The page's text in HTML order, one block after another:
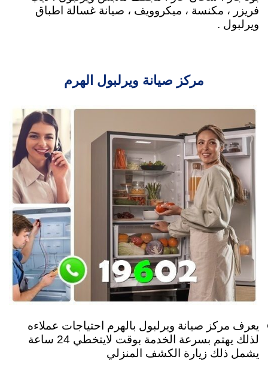
فريزر ، مكنسة ، ميكروويف ، صيانة غسالة اطباق
ويرلبول .
مركز صيانة ويرلبول الهرم
يعرف مركز صيانة ويرلبول بالهرم احتياجات عملاءه
لذلك يهتم بسرعة الخدمة بوقت لايتخطي 24 ساعة
يشمل ذلك زيارة الكشف المنزلي